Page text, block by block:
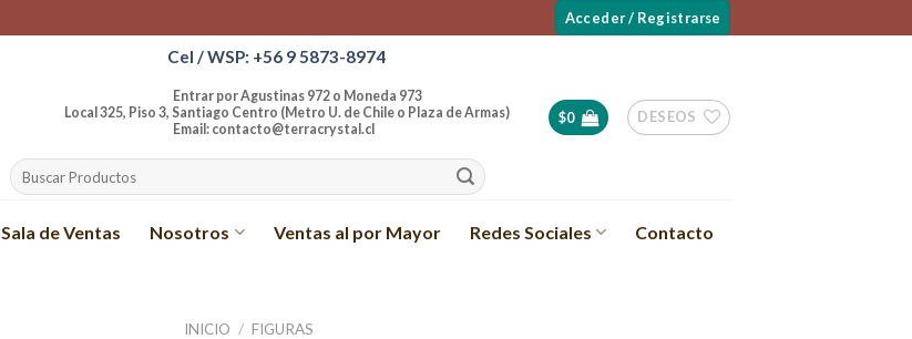
Acceder / Registrarse
Cel / WSP: +56 9 5873-8974
Entrar por Agustinas 972 o Moneda 973
Local 325, Piso 3, Santiago Centro (Metro U. de Chile o Plaza de Armas)
Email: contacto@terracrystal.cl
Buscar
por:
$0 DESEOS
Sala de Ventas Nosotros Ventas al por Mayor Redes Sociales Contacto
INICIO / FIGURAS